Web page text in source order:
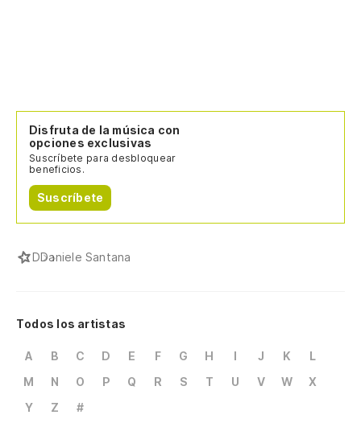
Disfruta de la música con
opciones exclusivas
Suscríbete para desbloquear
beneficios.
Suscríbete
DDaniele Santana
Todos los artistas
A B C D E F G H I J K
L
M
N O P Q R S T U V W
X
Y
Z #